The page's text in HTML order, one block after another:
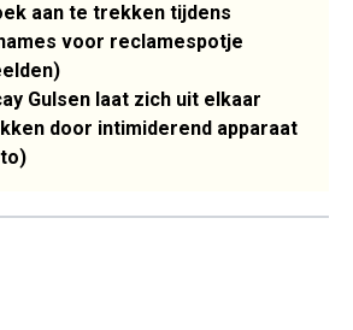
aan te trekken tijdens
voor reclamespotje
Gulsen laat zich uit elkaar
door intimiderend apparaat